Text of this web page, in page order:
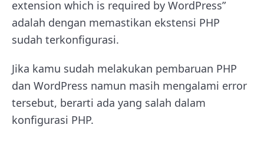
extension which is required by WordPress”
adalah dengan memastikan ekstensi PHP
sudah terkonfigurasi.
Jika kamu sudah melakukan pembaruan PHP
dan WordPress namun masih mengalami error
tersebut, berarti ada yang salah dalam
konfigurasi PHP.